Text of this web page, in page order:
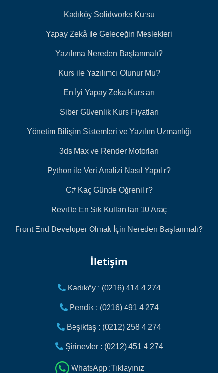
Kadıköy Solidworks Kursu
Yapay Zekâ ile Geleceğin Meslekleri
Yazılıma Nereden Başlanmalı?
Kurs ile Yazılımcı Olunur Mu?
En İyi Yapay Zeka Kursları
Siber Güvenlik Kurs Fiyatları
Yönetim Bilişim Sistemleri ve Yazılım Uzmanlığı
3ds Max ve Render Motorları
Python ile Veri Analizi Nasıl Yapılır?
C# Kaç Günde Öğrenilir?
Revit'te En Sık Kullanılan 10 Araç
Front End Developer Olmak İçin Nereden Başlanmalı?
İletişim
Kadıköy : (0216) 414 4 274
Pendik : (0216) 491 4 274
Beşiktaş : (0212) 258 4 274
Şirinevler : (0212) 451 4 274
WhatsApp :Tıklayınız